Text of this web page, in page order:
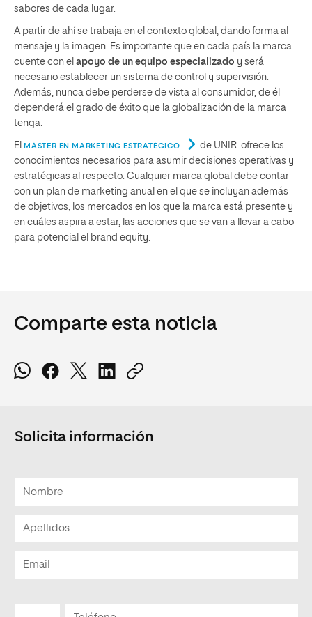
sabores de cada lugar.
A partir de ahí se trabaja en el contexto global, dando forma al
mensaje y la imagen. Es importante que en cada país la marca
cuente con el apoyo de un equipo especializado y será
necesario establecer un sistema de control y supervisión.
Además, nunca debe perderse de vista al consumidor, de él
dependerá el grado de éxito que la globalización de la marca
tenga.
El MÁSTER EN MARKETING ESTRATÉGICO
de UNIR ofrece los
conocimientos necesarios para asumir decisiones operativas y
estratégicas al respecto. Cualquier marca global debe contar
con un plan de marketing anual en el que se incluyan además
de objetivos, los mercados en los que la marca está presente y
en cuáles aspira a estar, las acciones que se van a llevar a cabo
para potencial el brand equity.
Comparte esta noticia
Solicita información